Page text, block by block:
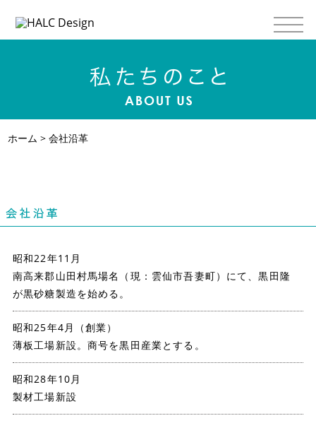
ホーム > 会社沿革
昭和22年11月
南高来郡山田村馬場名（現：雲仙市吾妻町）にて、黒田隆
が黒砂糖製造を始める。
昭和25年4月（創業）
薄板工場新設。商号を黒田産業とする。
昭和28年10月
製材工場新設